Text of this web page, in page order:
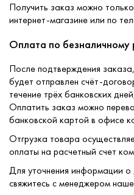
Получить заказ можно
интернет-магазине или по
Оплата по безналичному
После подтверждения
будет отправлен счёт-
течение трёх банковских
Оплатить заказ можно
банковской картой в офисе
Отгрузка товара
оплаты на расчетный счет
Для уточнения информации о
свяжитесь с менеджером